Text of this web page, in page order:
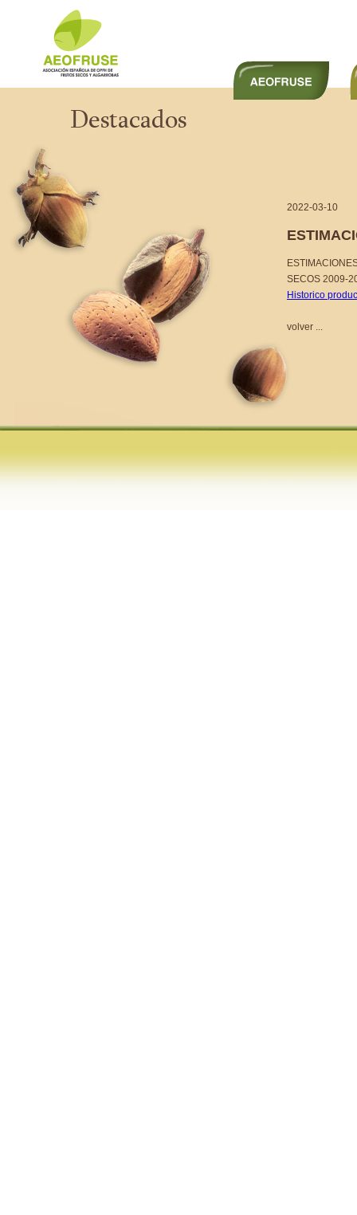
2022-03-10
SECOS 2009-
Historico
volver ...